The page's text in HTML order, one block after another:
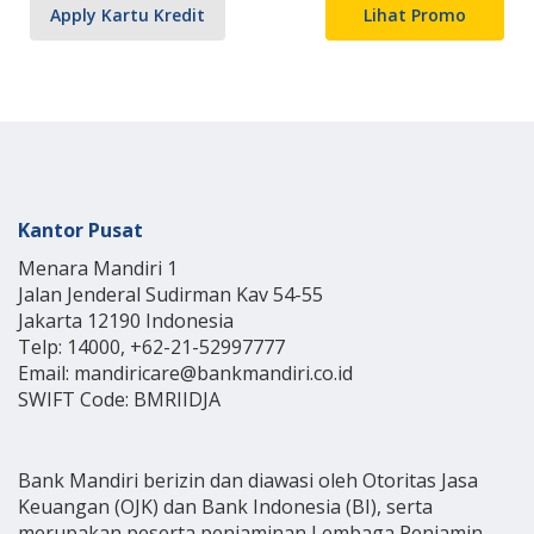
Apply Kartu Kredit Lihat Promo
Kantor Pusat
Menara Mandiri 1
Jalan Jenderal Sudirman Kav 54-55
Jakarta 12190 Indonesia
Telp: 14000, +62-21-52997777
Email: mandiricare@bankmandiri.co.id
SWIFT Code: BMRIIDJA
Bank Mandiri berizin dan diawasi oleh Otoritas Jasa
Keuangan (OJK) dan Bank Indonesia (BI), serta